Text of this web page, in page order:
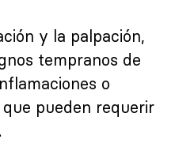
y la palpación,
tempranos de
o
pueden requerir